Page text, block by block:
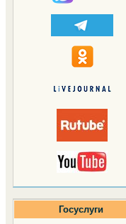
Госуслуги